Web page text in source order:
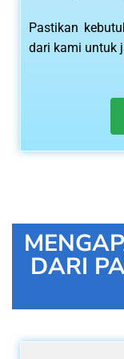
Pastikan
dari kami untuk
DARI